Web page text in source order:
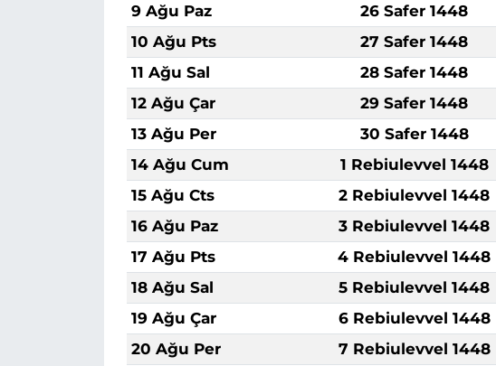
9 Ağu Paz
26 Safer 1448
10 Ağu Pts
27 Safer 1448
11 Ağu Sal
28 Safer 1448
12 Ağu Çar
29 Safer 1448
13 Ağu Per
30 Safer 1448
14 Ağu Cum
1 Rebiulevvel 1448
15 Ağu Cts
2 Rebiulevvel 1448
16 Ağu Paz
3 Rebiulevvel 1448
17 Ağu Pts
4 Rebiulevvel 1448
18 Ağu Sal
5 Rebiulevvel 1448
19 Ağu Çar
6 Rebiulevvel 1448
20 Ağu Per
7 Rebiulevvel 1448